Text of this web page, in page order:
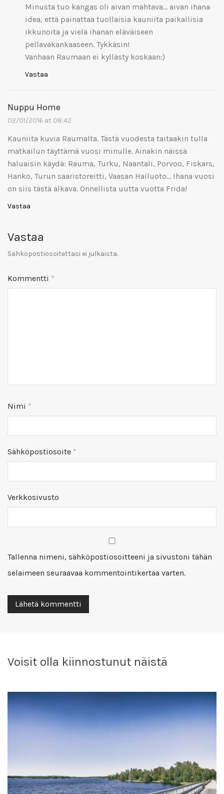
Minusta tuo kangas oli aivan mahtava… aivan ihana
idea, että painattaa tuollaisia kauniita paikallisia
ikkunoita ja vielä ihanan eläväiseen
pellavakankaaseen. Tykkäsin!
Vanhaan Raumaan ei kyllästy koskaan:)
Vastaa
Nuppu Home
02/01/2016 at 08:42
Kauniita kuvia Raumalta. Tästä vuodesta taitaakin tulla
matkailun täyttämä vuosi minulle. Ainakin näissä
haluaisin käydä: Rauma, Turku, Naantali, Porvoo, Fiskars,
Hanko, Turun saaristoreitti, Vaasan Hailuoto… Ihana vuosi
on siis tästä alkava. Onnellista uutta vuotta Frida!
Vastaa
Vastaa
Sähköpostiosoitettasi ei julkaista.
Kommentti *
Nimi *
Sähköpostiosoite *
Verkkosivusto
Tallenna nimeni, sähköpostiosoitteeni ja sivustoni tähän
selaimeen seuraavaa kommentointikertaa varten.
Voisit olla kiinnostunut näistä